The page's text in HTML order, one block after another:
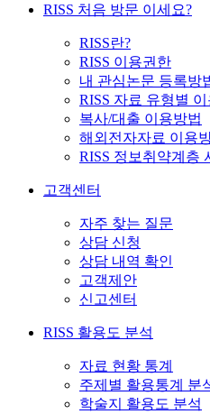
RISS 처음 방문 이세요?
RISS란?
RISS 이용권한
내 관심논문 등록방
RISS 자료 유형별
복사/대출 이용방법
해외전자자료 이용
RISS 정보취약계층
고객센터
자주 찾는 질문
상담 신청
상담 내역 확인
고객제안
신고센터
RISS 활용도 분석
자료 현황 통계
주제별 활용통계 분
학술지 활용도 분석